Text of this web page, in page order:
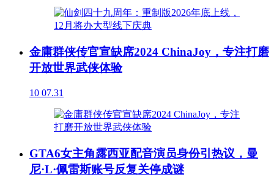
金庸群侠传官宣缺席2024 ChinaJoy，专注打磨
开放世界武侠体验
10 07.31
GTA6女主角露西亚配音演员身份引热议，曼
尼·L·佩雷斯账号反复关停成谜